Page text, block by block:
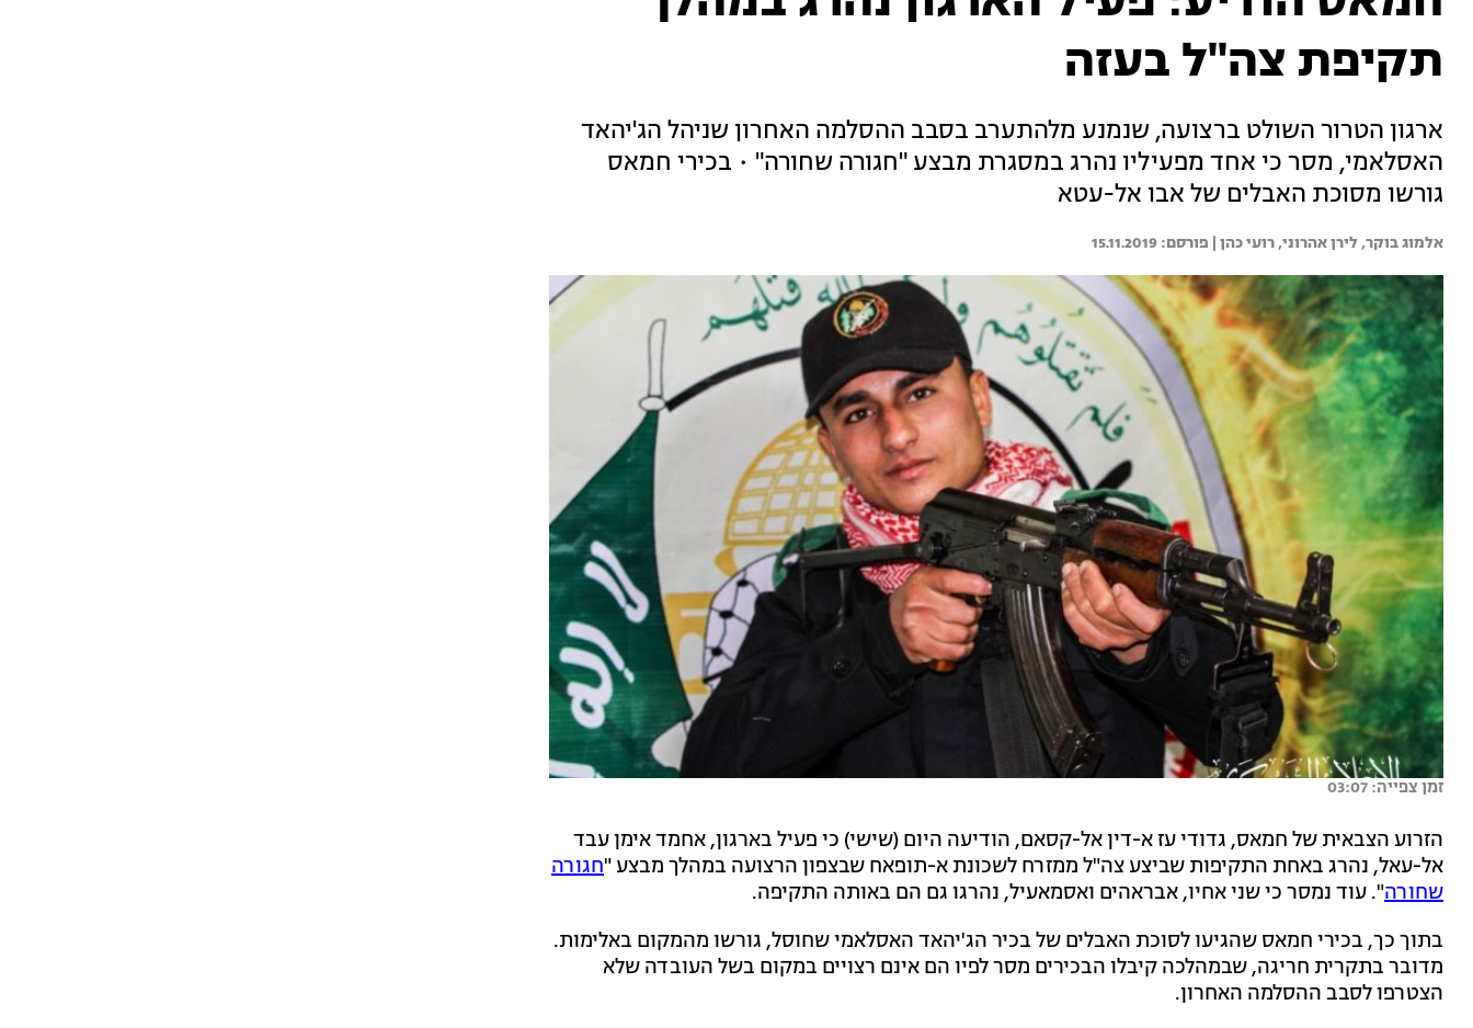
תקיפת צה"ל בעזה
ארגון הטרור השולט ברצועה, שנמנע מלהתערב בסבב ההסלמה האחרון שניהל הג'יהאד
האסלאמי, מסר כי אחד מפעיליו נהרג במסגרת מבצע "חגורה שחורה" • בכירי חמאס
גורשו מסוכת האבלים של אבו אל-עטא
אלמוג בוקר, לירן אהרוני, רועי כהן | 15.11.2019
זמן צפייה: 03:07
הזרוע הצבאית של חמאס, גדודי עז א-דין אל-קסאם, הודיעה היום (שישי) כי פעיל בארגון, אחמד אימן עבד
אל-עאל, נהרג באחת התקיפות שביצע צה"ל ממזרח לשכונת א-תופאח שבצפון הרצועה במהלך מבצע "חגורה
שחורה". עוד נמסר כי שני אחיו, אבראהים ואסמאעיל, נהרגו גם הם באותה התקיפה.
בתוך כך, בכירי חמאס שהגיעו לסוכת האבלים של בכיר הג'יהאד האסלאמי שחוסל, גורשו מהמקום באלימות.
מדובר בתקרית חריגה, שבמהלכה קיבלו הבכירים מסר לפיו הם אינם רצויים במקום בשל העובדה שלא
הצטרפו לסבב ההסלמה האחרון.